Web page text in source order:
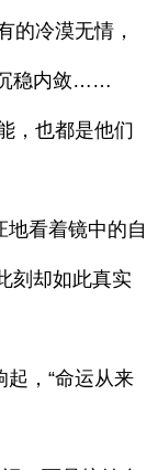
的冷漠无情，
稳内敛……
，也都是他们
看着镜中的自
刻却如此真实
，“命运从来